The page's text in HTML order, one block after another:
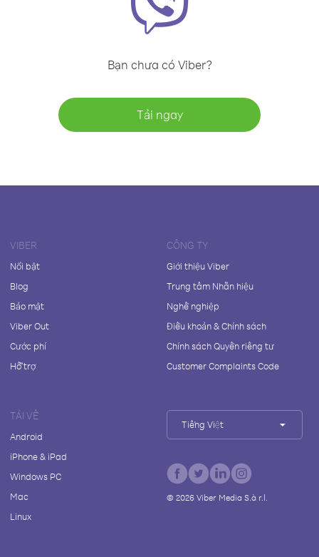
Bạn chưa có Viber?
Tải ngay
VIBER
Nổi bật
Blog
Bảo mật
Viber Out
Cước phí
Hỗ trợ
CÔNG TY
Giới thiệu Viber
Trung tâm Nhãn hiệu
Nghề nghiệp
Điều khoản & Chính sách
Chính sách Quyền riêng tư
Customer Complaints Code
TẢI VỀ
Android
iPhone & iPad
Windows PC
Mac
Linux
Tiếng Việt
© 2026Viber Media S.à r.l.